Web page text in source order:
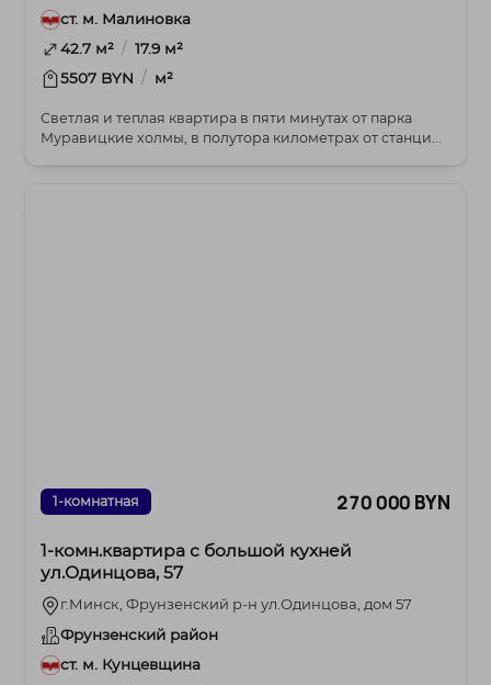
ст. м. Малиновка
42.7 м² / 17.9 м²
5507 BYN / м²
Светлая и теплая квартира в пяти минутах от парка
Муравицкие холмы, в полутора километрах от станци...
1-комнатная 270 000 BYN
1-комн.квартира с большой кухней
ул.Одинцова, 57
г.Минск, Фрунзенский р-н ул.Одинцова, дом 57
Фрунзенский район
ст. м. Кунцевщина